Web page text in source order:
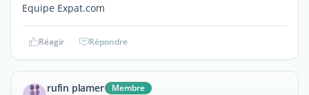
Equipe Expat.com
Réagir Répondre
rufin plamer Membre